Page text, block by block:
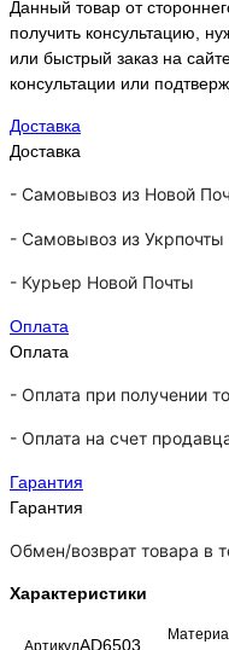
Данный товар от
получить консультацию,
или быстрый заказ на
консультации или
Доставка
Доставка
- Самовывоз из Новой
- Самовывоз из Укрпочты
- Курьер Новой Почты
Оплата
Оплата
- Оплата при получении
- Оплата на счет
Гарантия
Гарантия
Обмен/возврат товара в
Характеристики
AD6503